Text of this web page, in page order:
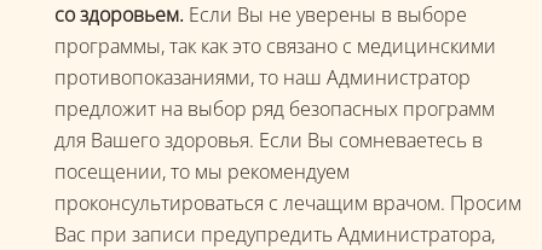
со здоровьем. Если Вы не уверены в выборе
программы, так как это связано с медицинскими
противопоказаниями, то наш Администратор
предложит на выбор ряд безопасных программ
для Вашего здоровья. Если Вы сомневаетесь в
посещении, то мы рекомендуем
проконсультироваться с лечащим врачом. Просим
Вас при записи предупредить Администратора,